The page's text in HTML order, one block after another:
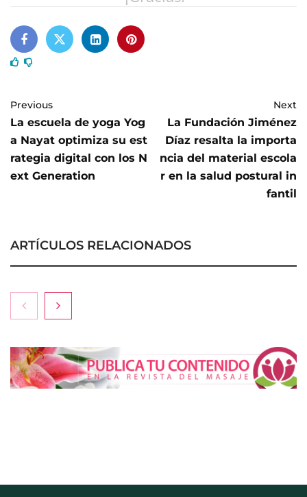
Previous
La escuela de yoga Yog
a Nayat optimiza su est
rategia digital con los N
ext Generation
Next
La Fundación Jiménez
Díaz resalta la importa
ncia del material escola
r en la salud postural in
fantil
ARTÍCULOS RELACIONADOS